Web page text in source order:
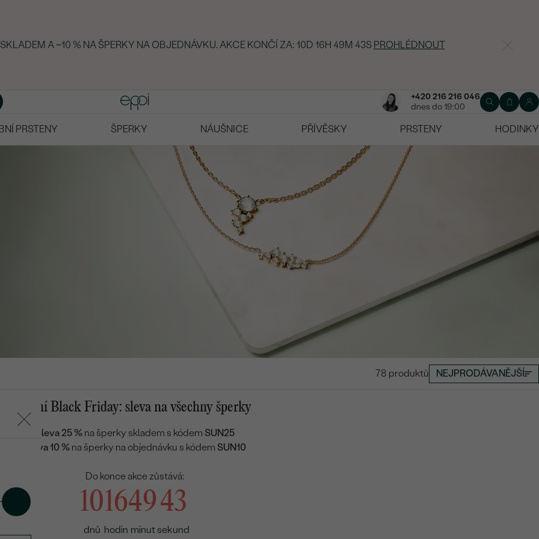
SKLADEM A −10 % NA ŠPERKY NA OBJEDNÁVKU. AKCE KONČÍ ZA:10D 16H 49M 41S PROHLÉDNOUT
+420 216 216 046
dnes do 19:00
PRSTENY ŠPERKY NÁUŠNICE PŘÍVĚSKY PRSTENY HODINKY
NEJPRODÁVANĚJŠÍ
78 produktů
Letní Black Friday: sleva na všechny šperky
Sleva 25 %na šperky skladem s kódem SUN25
Sleva 10 %na šperky na objednávku s kódem SUN10
Do konce akce zůstává:
10
dnů
16
hodin
49
minut
41
sekund